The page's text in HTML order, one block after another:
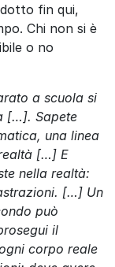
fin qui,
Chi non si è
o no
a scuola si
[…]. Sapete
una linea
[…] E
nella realtà:
[…] Un
può
il
corpo reale